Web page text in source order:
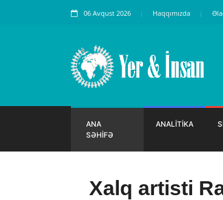
06 Avqust 2026 Haqqımızda
ANA
SƏHİFƏ
ANALİTİKA
Xalq artisti